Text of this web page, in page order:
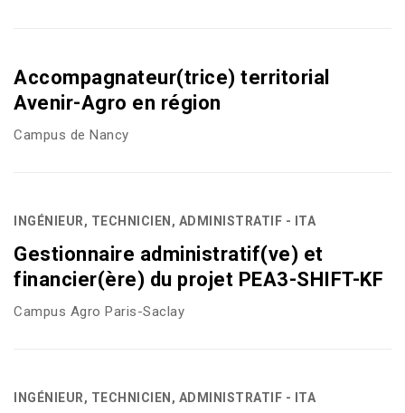
Accompagnateur(trice) territorial
Avenir-Agro en région
Campus de Nancy
INGÉNIEUR, TECHNICIEN, ADMINISTRATIF - ITA
Gestionnaire administratif(ve) et
financier(ère) du projet PEA3-SHIFT-KF
Campus Agro Paris-Saclay
INGÉNIEUR, TECHNICIEN, ADMINISTRATIF - ITA